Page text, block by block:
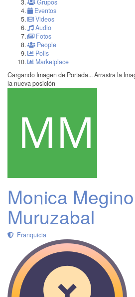
Grupos
Eventos
Videos
Audio
Fotos
People
Polls
Marketplace
Cargando Imagen de Portada... Arrastra la
la nueva posición
Monica Megino
Muruzabal
Franquicia